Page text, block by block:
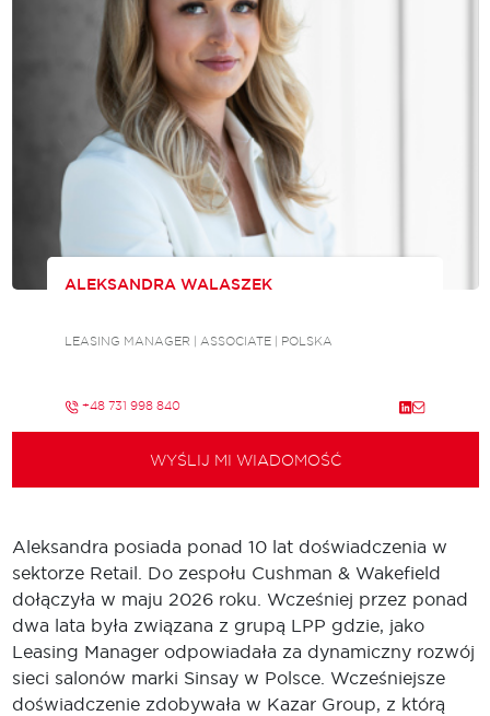
Aleksandra posiada ponad 10 lat doświadczenia w
sektorze Retail. Do zespołu Cushman & Wakefield
dołączyła w maju 2026 roku. Wcześniej przez ponad
dwa lata była związana z grupą LPP gdzie, jako
Leasing Manager odpowiadała za dynamiczny rozwój
sieci salonów marki Sinsay w Polsce. Wcześniejsze
doświadczenie zdobywała w Kazar Group, z którą
ALEKSANDRA WALASZEK
LEASING MANAGER | ASSOCIATE | POLSKA
+48 731 998 840
WYŚLIJ MI WIADOMOŚĆ